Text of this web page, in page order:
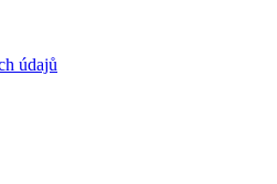
údajů